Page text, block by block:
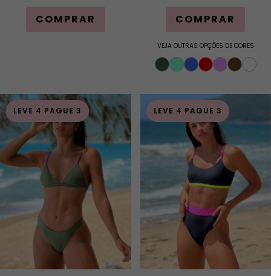
COMPRAR COMPRAR
VEJA OUTRAS OPÇÕES DE CORES
LEVE 4 PAGUE 3 LEVE 4 PAGUE 3